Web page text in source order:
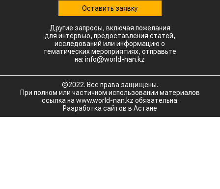
Оставить заявку
Другие запросы, включая пожелания
для интервью, предоставления статей,
исследований или информацию о
тематических мероприятиях, отправьте
на: info@world-nan.kz
©2022. Все права защищены.
При полном или частичном использовании материалов
ссылка на www.world-nan.kz обязательна.
Разработка сайтов в Астане